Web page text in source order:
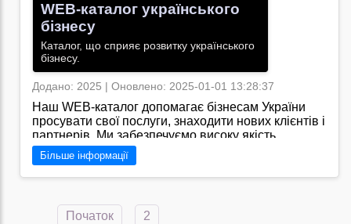
WEB-каталог українського
бізнесу
Каталог, що сприяє розвитку українського
бізнесу.
Додано: 2025 | Оновлено: 2025-01-01 13:28:37
Наш WEB-каталог допомагає бізнесам України
просувати свої послуги, знаходити нових клієнтів і
партнерів. Ми забезпечуємо високу якість
розміщених ресурсів, доступний пошук за
категоріями та регіонами, а також підвищення
авторитетності вашої компанії завдяки SEO-
оптимізації. Перейти на сайт →
Більше інформації
Початок 2